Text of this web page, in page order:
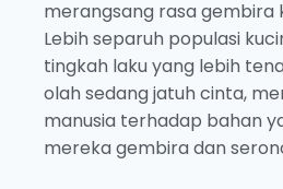
merangsang rasa gembira
Lebih separuh populasi
tingkah laku yang lebih
olah sedang jatuh cinta,
manusia terhadap bahan
mereka gembira dan